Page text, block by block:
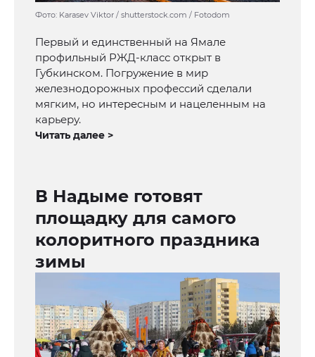
Фото: Karasev Viktor / shutterstock.com / Fotodom
Первый и единственный на Ямале
профильный РЖД-класс открыт в
Губкинском. Погружение в мир
железнодорожных профессий сделали
мягким, но интересным и нацеленным на
карьеру.
Читать далее >
В Надыме готовят
площадку для самого
колоритного праздника
зимы